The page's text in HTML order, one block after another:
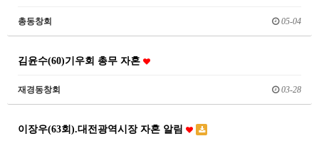
총동창회 05-04
김윤수(60)기우회 총무 자혼
재경동창회 03-28
이장우(63회).대전광역시장 자혼 알림